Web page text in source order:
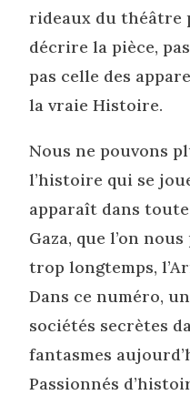
rideaux du théâtre
décrire la pièce,
pas celle des
la vraie Histoire.
Nous ne pouvons
l’histoire qui se
apparaît dans
Gaza, que l’on
trop longtemps,
Dans ce numéro,
sociétés secrètes
fantasmes
Passionnés